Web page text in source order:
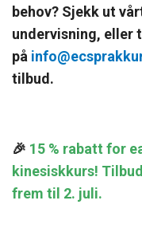
behov? Sjekk ut
undervisning, eller
på
tilbud.
🎉 15 % rabatt for
kinesiskkurs!
frem til 2. juli.